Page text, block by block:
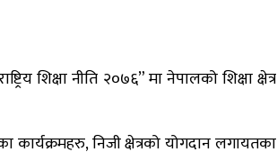
शिक्षा नीति २०७६” मा नेपालको शिक्षा क्षेत्र
कार्यक्रमहरु, निजी क्षेत्रको योगदान लगायतका